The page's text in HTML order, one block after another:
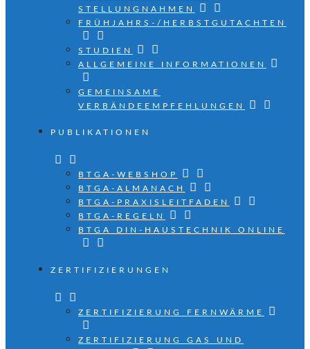
STELLUNGNAHMEN
FRÜHJAHRS-/HERBSTGUTACHTEN
STUDIEN
ALLGEMEINE INFORMATIONEN
GEMEINSAME
VERBÄNDEEMPFEHLUNGEN
PUBLIKATIONEN
BTGA-WEBSHOP
BTGA-ALMANACH
BTGA-PRAXISLEITFADEN
BTGA-REGELN
BTGA DIN-HAUSTECHNIK ONLINE
ZERTIFIZIERUNGEN
ZERTIFIZIERUNG FERNWÄRME
ZERTIFIZIERUNG GAS UND